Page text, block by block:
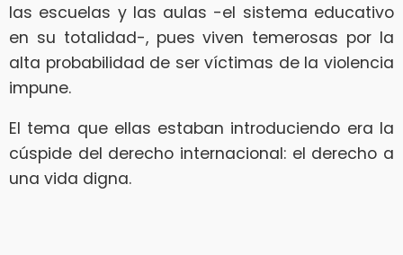
las escuelas y las aulas -el sistema educativo
en su totalidad-, pues viven temerosas por la
alta probabilidad de ser víctimas de la violencia
impune.
El tema que ellas estaban introduciendo era la
cúspide del derecho internacional: el derecho a
una vida digna.